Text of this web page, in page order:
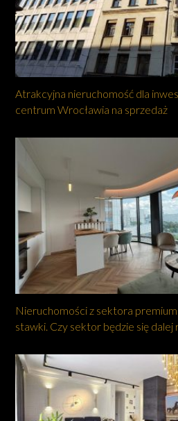
Atrakcyjna nieruchomość dla
centrum Wrocławia na sprzedaż
Nieruchomości z sektora
stawki. Czy sektor będzie się dalej